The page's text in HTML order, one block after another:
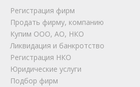
Регистрация фирм
Продать фирму, компанию
Купим ООО, АО, НКО
Ликвидация и банкротство
Регистрация НКО
Юридические услуги
Подбор фирм
Мы на связи!
Позвоните нам или свяжитесь с
удобный мессенджер!
Telegram